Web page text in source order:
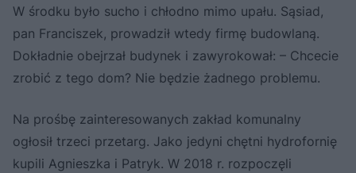
W środku było sucho i chłodno mimo upału. Sąsiad,
pan Franciszek, prowadził wtedy firmę budowlaną.
Dokładnie obejrzał budynek i zawyrokował: – Chcecie
zrobić z tego dom? Nie będzie żadnego problemu.
Na prośbę zainteresowanych zakład komunalny
ogłosił trzeci przetarg. Jako jedyni chętni hydrofornię
kupili Agnieszka i Patryk. W 2018 r. rozpoczęli